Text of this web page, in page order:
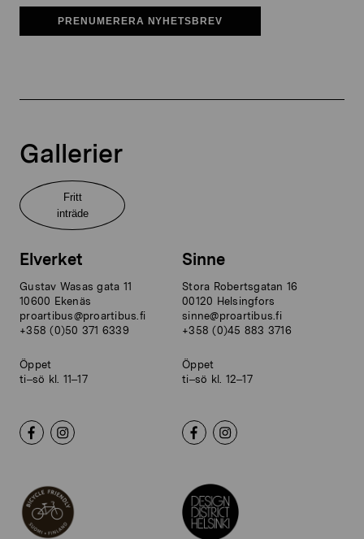
PRENUMERERA NYHETSBREV
Gallerier
Fritt
inträde
Elverket
Gustav Wasas gata 11
10600 Ekenäs
proartibus@proartibus.fi
+358 (0)50 371 6339
Öppet
ti–sö kl. 11–17
Sinne
Stora Robertsgatan 16
00120 Helsingfors
sinne@proartibus.fi
+358 (0)45 883 3716
Öppet
ti–sö kl. 12–17